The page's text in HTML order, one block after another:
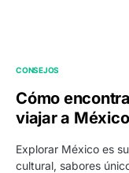
CONSEJOS
Cómo
viajar a México
Explorar México es
cultural, sabores